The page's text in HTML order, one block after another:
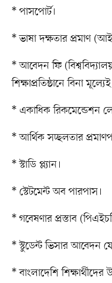
* পাসপোর্ট।
* ভাষা দক্ষতার প্রমাণ
* আবেদন ফি
শিক্ষাপ্রতিষ্ঠানে বিনা
* একাধিক রিকমেন্ডেশন
* আর্থিক সচ্ছলতার
* স্টাডি প্ল্যান।
* স্টেটমেন্ট অব পারপাস।
* গবেষণার প্রস্তাব
* স্টুডেন্ট ভিসার আবেদন
* বাংলাদেশি